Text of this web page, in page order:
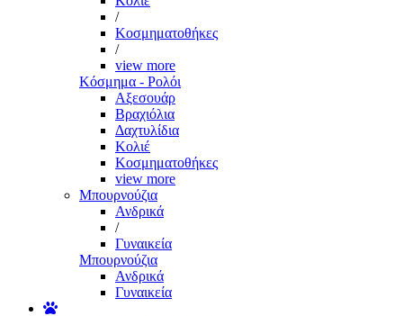
/
Κοσμηματοθήκες
/
view more
Κόσμημα - Ρολόι
Αξεσουάρ
Βραχιόλια
Δαχτυλίδια
Κολιέ
Κοσμηματοθήκες
view more
Μπουρνούζια
Ανδρικά
/
Γυναικεία
Μπουρνούζια
Ανδρικά
Γυναικεία